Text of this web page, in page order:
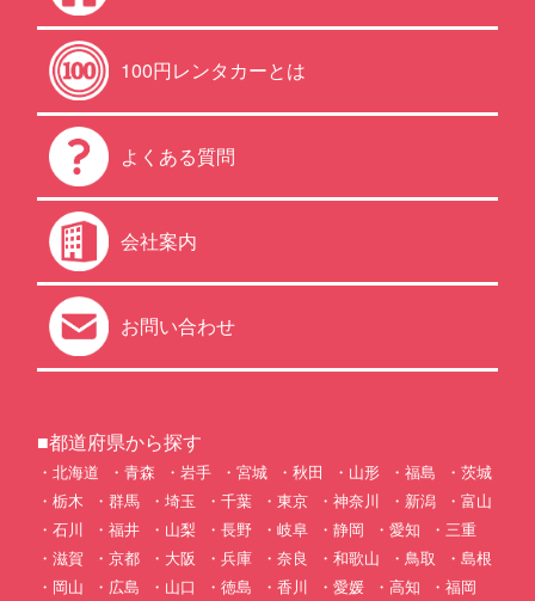
100円レンタカーとは
よくある質問
会社案内
お問い合わせ
■都道府県から探す
北海道 青森 岩手 宮城 秋田 山形 福島
茨城
栃木
群馬 埼玉 千葉 東京 神奈川 新潟
富山
石川
福井 山梨 長野 岐阜 静岡 愛知
三重
滋賀
京都 大阪 兵庫 奈良 和歌山 鳥取
島根
岡山
広島 山口 徳島 香川 愛媛 高知
福岡